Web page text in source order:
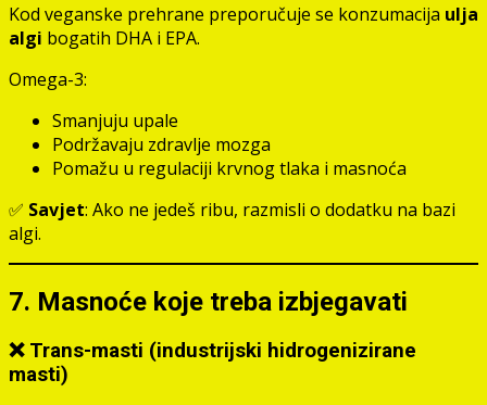
Kod veganske prehrane preporučuje se konzumacija ulja
algi bogatih DHA i EPA.
Omega-3:
Smanjuju upale
Podržavaju zdravlje mozga
Pomažu u regulaciji krvnog tlaka i masnoća
✅ Savjet: Ako ne jedeš ribu, razmisli o dodatku na bazi
algi.
7. Masnoće koje treba izbjegavati
❌ Trans-masti (industrijski hidrogenizirane
masti)